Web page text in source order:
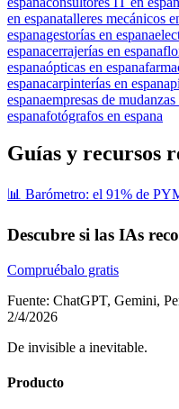
en espanatalleres mecánicos
espanagestorías en espana
espanacerrajerías en espana
espanaópticas en espana
espanacarpinterías en espana
espanaempresas de mudanzas
espanafotógrafos en espana
Guías y recursos
📊 Barómetro: el 91% de
Descubre si las IAs
Compruébalo gratis
Fuente: ChatGPT, Gemini,
2/4/2026
De invisible a inevitable.
Producto